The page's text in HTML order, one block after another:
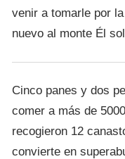
venir a tomarle por
nuevo al monte Él
Cinco panes y dos
comer a más de
recogieron 12
convierte en